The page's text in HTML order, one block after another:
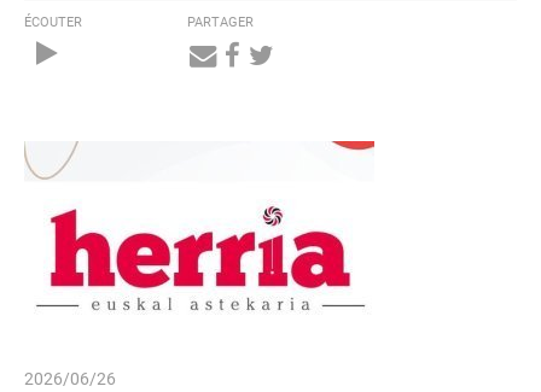
ÉCOUTER PARTAGER
2026/06/26